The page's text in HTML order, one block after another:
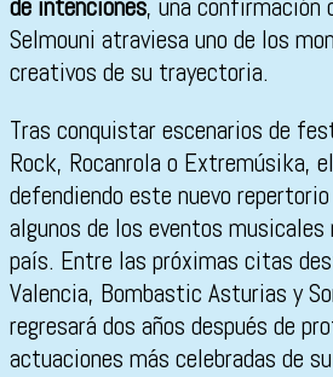
de intenciones, una confirmación
Selmouni atraviesa uno de los
creativos de su trayectoria.
Tras conquistar escenarios de
Rock, Rocanrola o Extremúsika,
defendiendo este nuevo
algunos de los eventos
país. Entre las próximas citas
Valencia, Bombastic Asturias y
regresará dos años después de
actuaciones más celebradas de